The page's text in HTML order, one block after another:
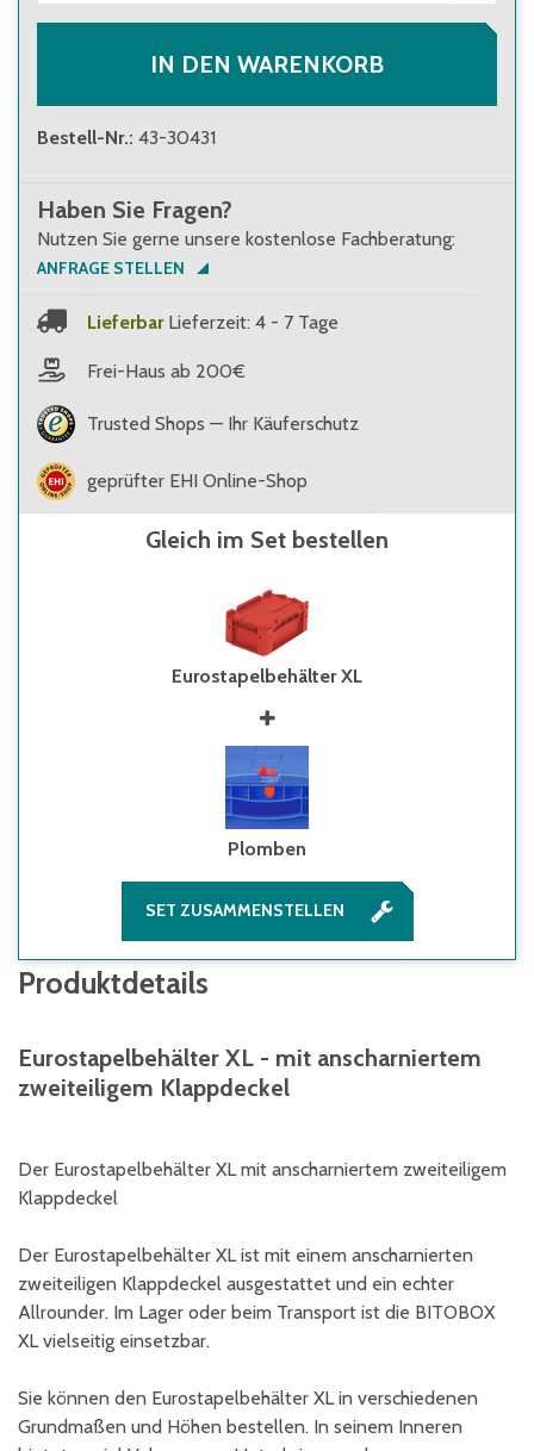
IN DEN WARENKORB
Bestell-Nr.: 43-30431
Haben Sie Fragen?
Nutzen Sie gerne unsere kostenlose Fachberatung:
ANFRAGE STELLEN
Lieferbar Lieferzeit: 4 - 7 Tage
Frei-Haus ab 200€
Trusted Shops — Ihr Käuferschutz
geprüfter EHI Online-Shop
Gleich im Set bestellen
Eurostapelbehälter XL
Plomben
SET ZUSAMMENSTELLEN
Produktdetails
Eurostapelbehälter XL - mit anscharniertem
zweiteiligem Klappdeckel
Der Eurostapelbehälter XL mit anscharniertem zweiteiligem
Klappdeckel
Der Eurostapelbehälter XL ist mit einem anscharnierten
zweiteiligen Klappdeckel ausgestattet und ein echter
Allrounder. Im Lager oder beim Transport ist die BITOBOX
XL vielseitig einsetzbar.
Sie können den Eurostapelbehälter XL in verschiedenen
Grundmaßen und Höhen bestellen. In seinem Inneren